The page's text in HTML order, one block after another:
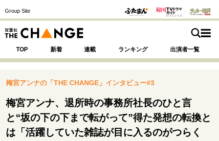
Group Site
TOP 新着 連載 ランキング 出演者一覧
SPECIAL 注目の記事テーマで探す
梅宮アンナの「THE CHANGE」インタビュー#3
梅宮アンナ、退所時の事務所社長のひと言
と“坂の下の下まで転がって”得た発想の転換と
は「活躍していた雑誌が目に入るのがつらく